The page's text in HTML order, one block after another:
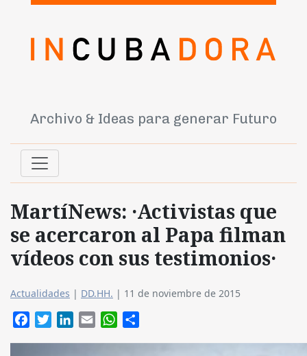
Archivo & Ideas para generar Futuro
MartíNews: ·Activistas que
se acercaron al Papa filman
vídeos con sus testimonios·
Actualidades | DD.HH. | 11 de noviembre de 2015
FacebookTwitterLinkedIn
Email WhatsApp